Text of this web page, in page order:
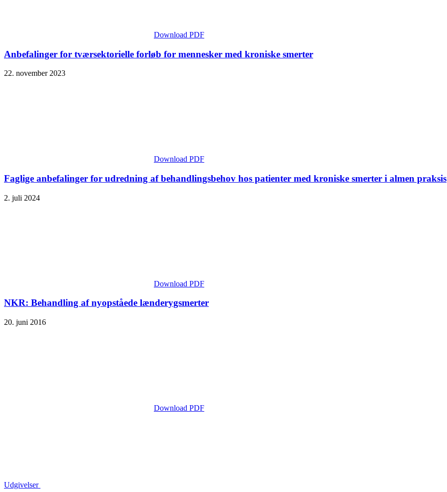
Download PDF
Anbefalinger for tværsektorielle forløb for mennesker med kroniske smerter
22. november 2023
Download PDF
Faglige anbefalinger for udredning af behandlingsbehov hos patienter med kroniske smerter i almen praksis
2. juli 2024
Download PDF
NKR: Behandling af nyopståede lænderygsmerter
20. juni 2016
Download PDF
Udgivelser